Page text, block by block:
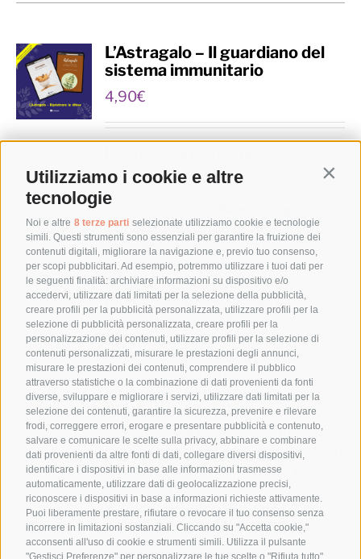
Utilizziamo i cookie e altre
tecnologie
Noi e altre 8 terze parti selezionate utilizziamo cookie e tecnologie
simili. Questi strumenti sono essenziali per garantire la fruizione dei
contenuti digitali, migliorare la navigazione e, previo tuo consenso,
per scopi pubblicitari. Ad esempio, potremmo utilizzare i tuoi dati per
le seguenti finalità: archiviare informazioni su dispositivo e/o
accedervi, utilizzare dati limitati per la selezione della pubblicità,
creare profili per la pubblicità personalizzata, utilizzare profili per la
selezione di pubblicità personalizzata, creare profili per la
personalizzazione dei contenuti, utilizzare profili per la selezione di
contenuti personalizzati, misurare le prestazioni degli annunci,
misurare le prestazioni dei contenuti, comprendere il pubblico
attraverso statistiche o la combinazione di dati provenienti da fonti
diverse, sviluppare e migliorare i servizi, utilizzare dati limitati per la
selezione dei contenuti, garantire la sicurezza, prevenire e rilevare
frodi, correggere errori, erogare e presentare pubblicità e contenuto,
salvare e comunicare le scelte sulla privacy, abbinare e combinare
dati provenienti da altre fonti di dati, collegare diversi dispositivi,
identificare i dispositivi in base alle informazioni trasmesse
automaticamente, utilizzare dati di geolocalizzazione precisi,
riconoscere i dispositivi in base a informazioni richieste attivamente.
Puoi liberamente prestare, rifiutare o revocare il tuo consenso senza
incorrere in limitazioni sostanziali. Cliccando su "Accetta cookie,"
acconsenti all'uso di cookie e strumenti simili. Utilizza il pulsante
"Gestisci Preferenze" per personalizzare le tue scelte o "Rifiuta tutto"
L’Astragalo – Il guardiano del
sistema immunitario
4,90€
dell’Astragalus membranaceus
radix sono state descritte per la
prima volta nello
Bencao Jingla più antica
farmacopea cinese. Questo testo,
attribuito al leggendario
Imperatore cinese Shennong
(Contadino Divino), chiamato
anche Imperatore Rosso, ed è una
delle opere fondamentali della
Medicina Tradizionale Cinese che
risale a oltre 2000 anni fa.
L’Astragalo è il più famoso
immunostimolante della
farmacologia cinese. Sconosciuto
sino agli anni ’80, oggi è sempre più
preso in considerazione per il
trattamento dei pazienti
immunodepressi. Una dispensa
ricca di informazioni, rimedi e
ricette.